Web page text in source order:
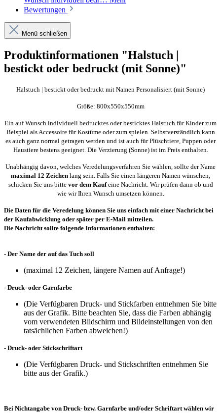
Bewertungen
Menü schließen
Produktinformationen "Halstuch |
bestickt oder bedruckt (mit Sonne)"
Halstuch | bestickt oder bedruckt mit Namen Personalisiert (mit Sonne)
Größe: 800x550x550mm
Ein auf Wunsch individuell bedrucktes oder besticktes Halstuch für Kinder zum
Beispiel als Accessoire für Kostüme oder zum spielen. Selbstverständlich kann
es auch ganz normal getragen werden und ist auch für Plüschtiere, Puppen oder
Haustiere bestens geeignet. Die Verzierung (Sonne) ist im Preis enthalten.
Unabhängig davon, welches Veredelungsverfahren Sie wählen, sollte der Name
maximal 12 Zeichen lang sein. Falls Sie einen längeren Namen wünschen,
schicken Sie uns bitte vor dem Kaufeine Nachricht. Wir prüfen dann ob und
wie wir Ihren Wunsch umsetzen können.
Die Daten für die Veredelung können Sie uns einfach mit einer Nachricht bei
der Kaufabwicklung oder später per E-Mail mitteilen.
Die Nachricht sollte folgende Informationen enthalten:
- Der Name der auf das Tuch soll
(maximal 12 Zeichen, längere Namen auf Anfrage!)
- Druck- oder Garnfarbe
(Die Verfügbaren Druck- und Stickfarben entnehmen Sie bitte
aus der Grafik. Bitte beachten Sie, dass die Farben abhängig
vom verwendeten Bildschirm und Bildeinstellungen von den
tatsächlichen Farben abweichen!)
- Druck- oder Stickschriftart
(Die Verfügbaren Druck- und Stickschriften entnehmen Sie
bitte aus der Grafik.)
Bei Nichtangabe von Druck- bzw. Garnfarbe und/oder Schriftart wählen wir